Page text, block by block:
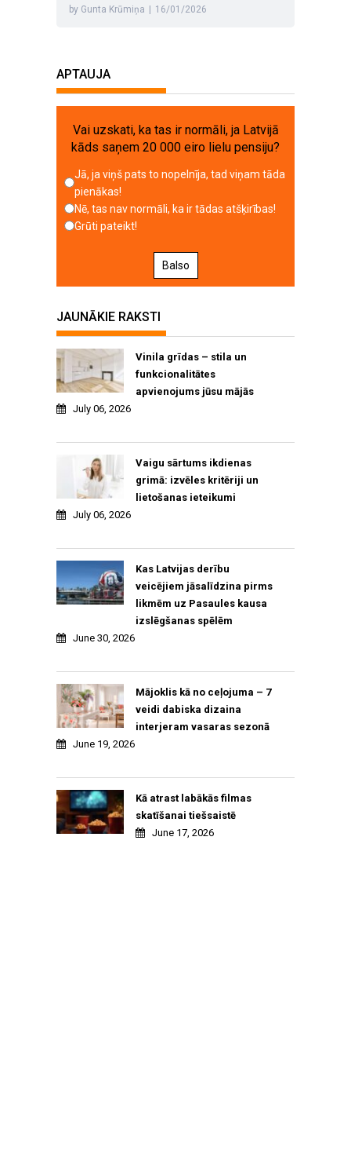
by Gunta Krūmiņa 16/01/2026
APTAUJA
Vai uzskati, ka tas ir normāli, ja Latvijā
kāds saņem 20 000 eiro lielu pensiju?
Jā, ja viņš pats to nopelnīja, tad viņam tāda
pienākas!
Nē, tas nav normāli, ka ir tādas atšķirības!
Grūti pateikt!
Balso
JAUNĀKIE RAKSTI
Vinila grīdas – stila un
funkcionalitātes
apvienojums jūsu mājās
July 06, 2026
Vaigu sārtums ikdienas
grimā: izvēles kritēriji un
lietošanas ieteikumi
July 06, 2026
Kas Latvijas derību
veicējiem jāsalīdzina pirms
likmēm uz Pasaules kausa
izslēgšanas spēlēm
June 30, 2026
Mājoklis kā no ceļojuma – 7
veidi dabiska dizaina
interjeram vasaras sezonā
June 19, 2026
Kā atrast labākās filmas
skatīšanai tiešsaistē
June 17, 2026